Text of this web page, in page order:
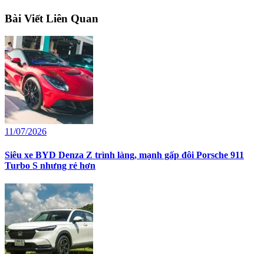
Bài Viết Liên Quan
11/07/2026
Siêu xe BYD Denza Z trình làng, mạnh gấp đôi Porsche 911
Turbo S nhưng rẻ hơn